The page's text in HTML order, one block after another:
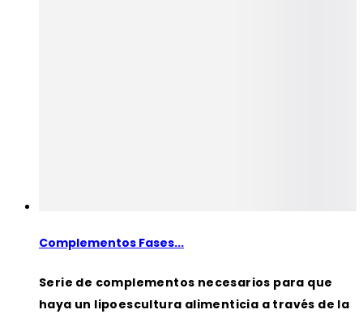
Complementos Fases...
Serie de complementos necesarios para que
haya un lipoescultura alimenticia a través de la